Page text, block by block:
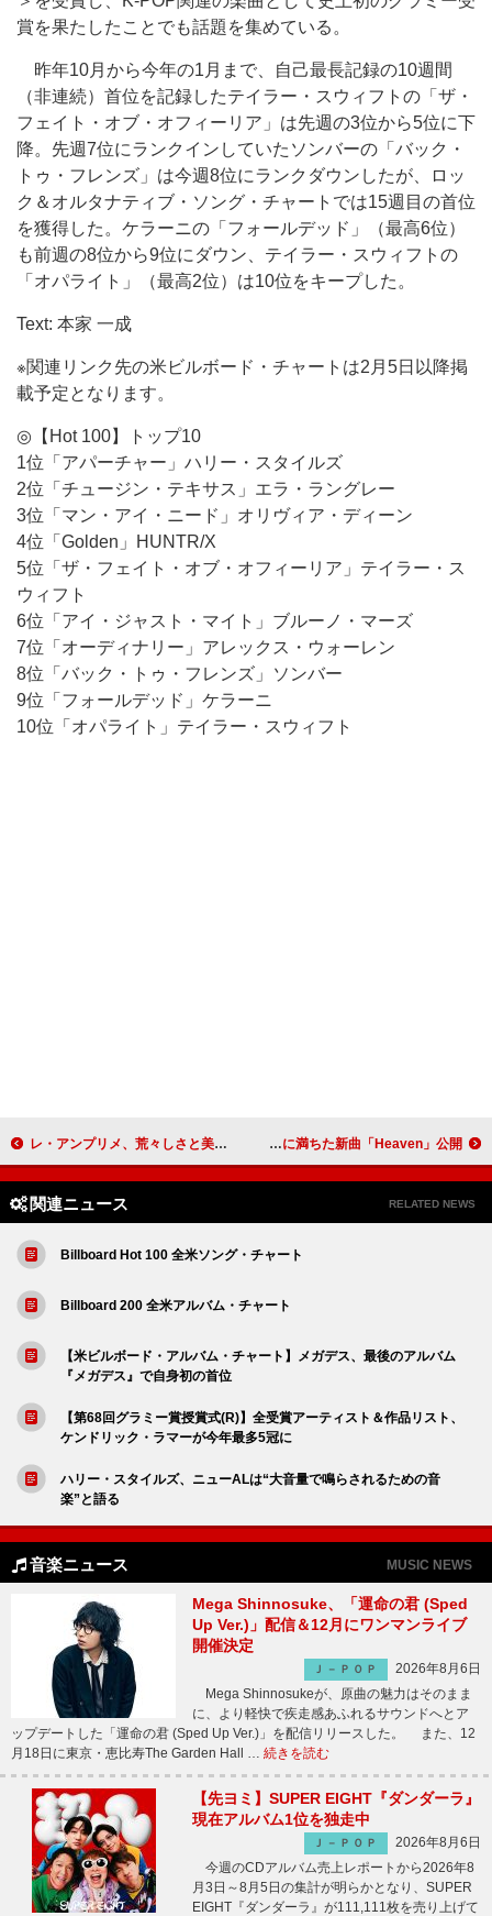
賞を果たしたことでも話題を集めている。
昨年10月から今年の1月まで、自己最長記録の10週間
（非連続）首位を記録したテイラー・スウィフトの「ザ・
フェイト・オブ・オフィーリア」は先週の3位から5位に下
降。先週7位にランクインしていたソンバーの「バック・
トゥ・フレンズ」は今週8位にランクダウンしたが、ロッ
ク＆オルタナティブ・ソング・チャートでは15週目の首位
を獲得した。ケラーニの「フォールデッド」（最高6位）
も前週の8位から9位にダウン、テイラー・スウィフトの
「オパライト」（最高2位）は10位をキープした。
Text: 本家 一成
※関連リンク先の米ビルボード・チャートは2月5日以降掲
載予定となります。
◎【Hot 100】トップ10
1位「アパーチャー」ハリー・スタイルズ
2位「チュージン・テキサス」エラ・ラングレー
3位「マン・アイ・ニード」オリヴィア・ディーン
4位「Golden」HUNTR/X
5位「ザ・フェイト・オブ・オフィーリア」テイラー・ス
ウィフト
6位「アイ・ジャスト・マイト」ブルーノ・マーズ
7位「オーディナリー」アレックス・ウォーレン
8位「バック・トゥ・フレンズ」ソンバー
9位「フォールデッド」ケラーニ
10位「オパライト」テイラー・スウィフト
レ・アンプリメ、荒々しさと美しさを併せ持つ新曲「Again & Again」公開 アーロ・パークス、カタルシスに満ちた新曲「Heaven」公開
関連ニュース RELATED NEWS
Billboard Hot 100 全米ソング・チャート
Billboard 200 全米アルバム・チャート
【米ビルボード・アルバム・チャート】メガデス、最後のアルバム
『メガデス』で自身初の首位
【第68回グラミー賞授賞式(R)】全受賞アーティスト＆作品リスト、
ケンドリック・ラマーが今年最多5冠に
ハリー・スタイルズ、ニューALは“大音量で鳴らされるための音
楽”と語る
音楽ニュース MUSIC NEWS
Mega Shinnosuke、「運命の君 (Sped
Up Ver.)」配信＆12月にワンマンライブ
開催決定
Ｊ－ＰＯＰ
2026年8月6日
Mega Shinnosukeが、原曲の魅力はそのまま
に、より軽快で疾走感あふれるサウンドへとア
ップデートした「運命の君 (Sped Up Ver.)」を配信リリースした。 また、12
月18日に東京・恵比寿The Garden Hall … 続きを読む
【先ヨミ】SUPER EIGHT『ダンダーラ』
現在アルバム1位を独走中
Ｊ－ＰＯＰ
2026年8月6日
今週のCDアルバム売上レポートから2026年8
月3日～8月5日の集計が明らかとなり、SUPER
EIGHT『ダンダーラ』が111,111枚を売り上げて